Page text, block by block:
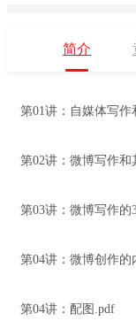
简介
第01讲：自媒体写
第02讲：微博写作
第03讲：微博写作的
第04讲：微博创作
第04讲：配图.pdf